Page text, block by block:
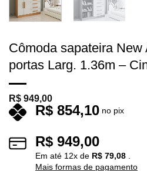
Cômoda sapateira New
portas Larg. 1.36m –
R$ 949,00
R$ 854,10 no pix
R$ 949,00
Em até 12x de R$ 79,08
Mais formas de pagamento